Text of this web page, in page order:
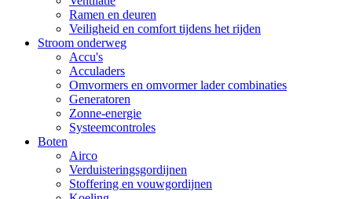
Ramen en deuren
Veiligheid en comfort tijdens het rijden
Stroom onderweg
Accu's
Acculaders
Omvormers en omvormer lader combinaties
Generatoren
Zonne-energie
Systeemcontroles
Boten
Airco
Verduisteringsgordijnen
Stoffering en vouwgordijnen